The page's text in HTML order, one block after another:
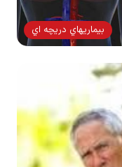
بيماريهاي دريچه اي